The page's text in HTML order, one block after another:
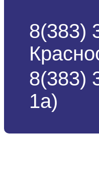
8(383)
8(383)
1а)